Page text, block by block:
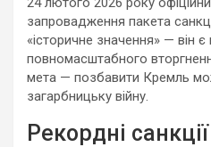
запровадження пакета
«історичне значення» — він
повномасштабного
мета — позбавити Кремль
загарбницьку війну.
Рекордні